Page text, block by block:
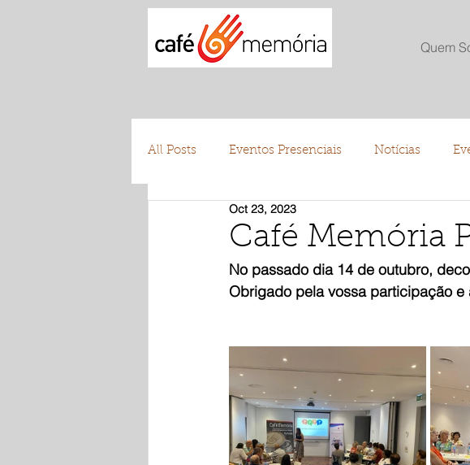
Quem
All Posts Eventos Presenciais Notícias
Testemunhos Voluntariado
Café Memória
Oct 23, 2023
No passado dia 14 de outubro,
Obrigado pela vossa participação e